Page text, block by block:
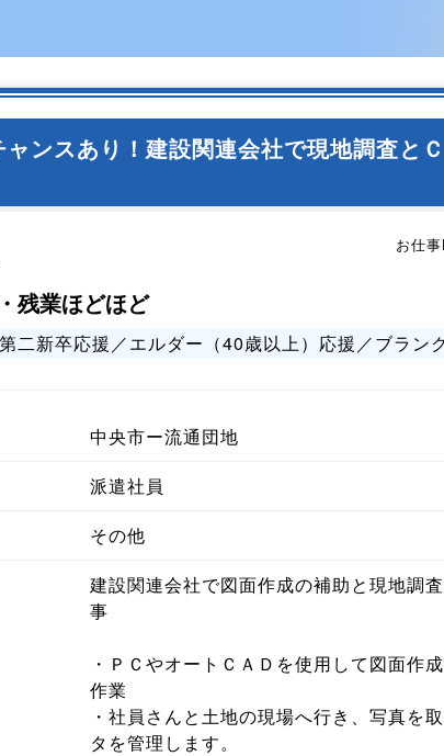
企業案内
webで仮登録
ンスあり！建設関連会社で現地調査と
お仕
残業ほどほど
二新卒応援／エルダー（40歳以上）応援／ブラン
中央市ー流通団地
派遣社員
その他
建設関連会社で図面作成の補助と現地調
事
・ＰＣやオートＣＡＤを使用して図面作
作業
・社員さんと土地の現場へ行き、写真を
タを管理します。